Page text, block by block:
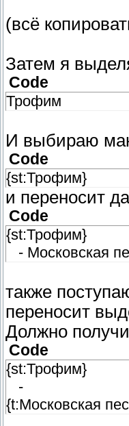
Dm
Забыты
Сюжет которого
А я несу тебе
О том что мне
Am Dm
Я знаю точно
G C
В тиши
Am Dm
И рыжею
В озябший мир
(всё
Затем я
Code
Трофим
И выбираю
Code
{st:Трофим}
и переносит
Code
{st:Трофим}
- Московская
также
переносит
Должно
Code
{st:Трофим}
-
{t:Московская